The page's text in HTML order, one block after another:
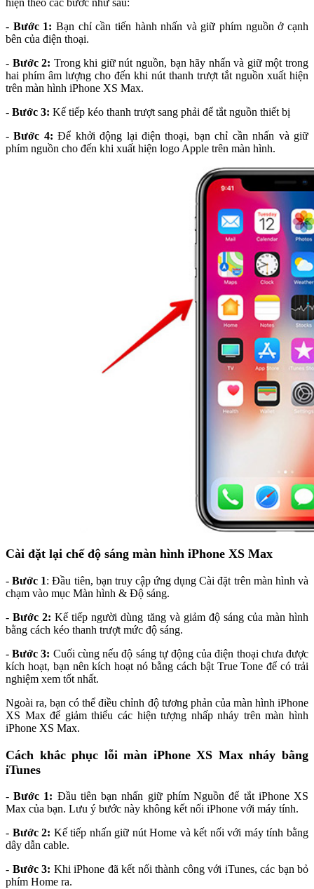
hiện theo các bước như sau:
- Bước 1: Bạn chỉ cần tiến hành nhấn và giữ phím nguồn ở cạnh
bên của điện thoại.
- Bước 2: Trong khi giữ nút nguồn, bạn hãy nhấn và giữ một trong
hai phím âm lượng cho đến khi nút thanh trượt tắt nguồn xuất hiện
trên màn hình iPhone XS Max.
- Bước 3: Kế tiếp kéo thanh trượt sang phải để tắt nguồn thiết bị
-Bước 4: Để khởi động lại điện thoại, bạn chỉ cần nhấn và giữ
phím nguồn cho đến khi xuất hiện logo Apple trên màn hình.
Cài đặt lại chế độ sáng màn hình iPhone XS Max
-Bước 1: Đầu tiên, bạn truy cập ứng dụng Cài đặt trên màn hình và
chạm vào mục Màn hình & Độ sáng.
-Bước 2:Kế tiếp người dùng tăng và giảm độ sáng của màn hình
bằng cách kéo thanh trượt mức độ sáng.
-Bước 3: Cuối cùng nếu độ sáng tự động của điện thoại chưa được
kích hoạt, bạn nên kích hoạt nó bằng cách bật True Tone để có trải
nghiệm xem tốt nhất.
Ngoài ra, bạn có thể điều chỉnh độ tương phản của màn hình iPhone
XS Max để giảm thiểu các hiện tượng nhấp nháy trên màn hình
iPhone XS Max.
Cách khắc phục lỗi màn iPhone XS Max nháy bằng
iTunes
-Bước 1: Đầu tiên bạn nhấn giữ phím Nguồn để tắt iPhone XS
Max của bạn. Lưu ý bước này không kết nối iPhone với máy tính.
- Bước 2: Kế tiếp nhấn giữ nút Home và kết nối với máy tính bằng
dây dẫn cable.
- Bước 3: Khi iPhone đã kết nối thành công với iTunes, các bạn bỏ
phím Home ra.